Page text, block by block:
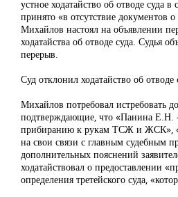
устное ходатайство об отводе суда в
принято «в отсутствие документов
Михайлов настоял на объявлении
ходатайства об отводе суда. Судья
перерыв.
Суд отклонил ходатайство об отводе
Михайлов потребовал истребовать
подтверждающие, что «Панина Е.Н.
прибиранию к рукам ТСЖ и ЖСК»,
на свои связи с главным судебным
дополнительных пояснений
ходатайствовал о предоставлении
определения третейского суда,